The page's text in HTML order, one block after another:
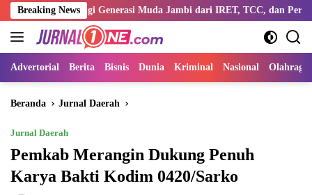
Langsung
ke
konten
Breaking News
Bentengi Generasi Muda Jambi dari IRET, TCC, dan Perundungan
Advertorial Berita Bisnis Dunia Kriminal Nasional Olahraga
Beranda Jurnal Daerah
Jurnal Daerah
Pemkab Merangin Dukung Penuh
Karya Bakti Kodim 0420/Sarko